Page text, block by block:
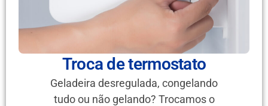
Troca de termostato
Geladeira desregulada, congelando
tudo ou não gelando? Trocamos o